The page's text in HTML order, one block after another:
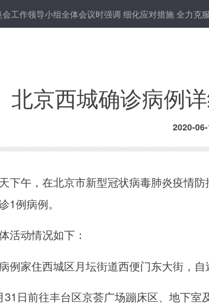
作领导小组全体会议时强调 细化应对措施 全力克服
北京西城确诊病例
2020-
午，在北京市新型冠状病毒肺炎疫情防
1例病例。
动情况如下：
家住西城区月坛街道西便门东大街，自
日前往丰台区京荟广场蹦床区、地下室